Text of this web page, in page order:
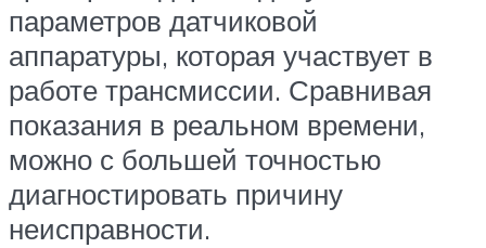
параметров датчиковой
аппаратуры, которая участвует в
работе трансмиссии. Сравнивая
показания в реальном времени,
можно с большей точностью
диагностировать причину
неисправности.